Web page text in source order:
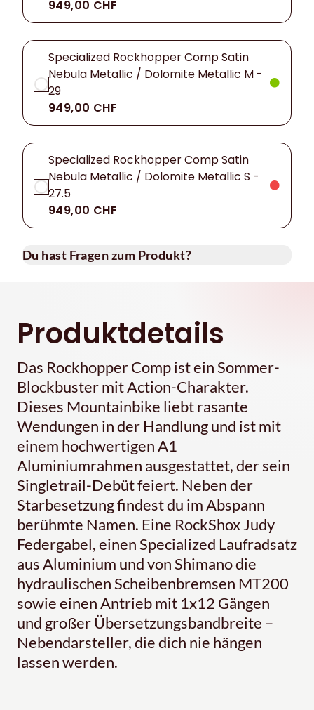
949,00 CHF
Specialized Rockhopper Comp Satin
Nebula Metallic / Dolomite Metallic M -
29
949,00 CHF
Specialized Rockhopper Comp Satin
Nebula Metallic / Dolomite Metallic S -
27.5
949,00 CHF
Du hast Fragen zum Produkt?
Produktdetails
Das Rockhopper Comp ist ein Sommer-
Blockbuster mit Action-Charakter.
Dieses Mountainbike liebt rasante
Wendungen in der Handlung und ist mit
einem hochwertigen A1
Aluminiumrahmen ausgestattet, der sein
Singletrail-Debüt feiert. Neben der
Starbesetzung findest du im Abspann
berühmte Namen. Eine RockShox Judy
Federgabel, einen Specialized Laufradsatz
aus Aluminium und von Shimano die
hydraulischen Scheibenbremsen MT200
sowie einen Antrieb mit 1x12 Gängen
und großer Übersetzungsbandbreite –
Nebendarsteller, die dich nie hängen
lassen werden.